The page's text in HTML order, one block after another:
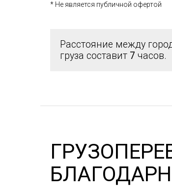
* Не является публичной офертой
Расстояние между
груза составит 7 часов.